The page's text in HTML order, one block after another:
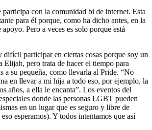
participa con la comunidad bi de internet. Esta
para él porque, como ha dicho antes, en la
Pero a veces es solo porque está
difícil participar en ciertas cosas porque soy un
Elijah, pero trata de hacer el tiempo para
a su pequeña, como llevarla al Pride. “No
en llevar a mi hija a todo eso, por ejemplo, la
años, a ella le encanta”. Los eventos del
donde las personas LGBT pueden
en un lugar que es seguro y libre de
esperamos). Y todos intentamos que así